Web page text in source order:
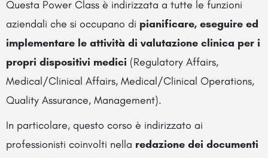
Questa Power Class è indirizzata a tutte le funzioni
aziendali che si occupano di pianificare, eseguire ed
implementare le attività di valutazione clinica per i
propri dispositivi medici (Regulatory Affairs,
Medical/Clinical Affairs, Medical/Clinical Operations,
Quality Assurance, Management).
In particolare, questo corso è indirizzato ai
professionisti coinvolti nella redazione dei documenti